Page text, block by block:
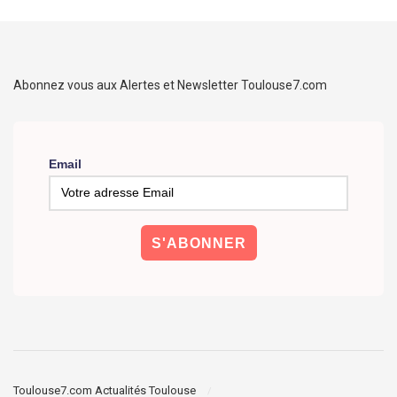
Abonnez vous aux Alertes et Newsletter Toulouse7.com
Email
Toulouse7.com Actualités Toulouse